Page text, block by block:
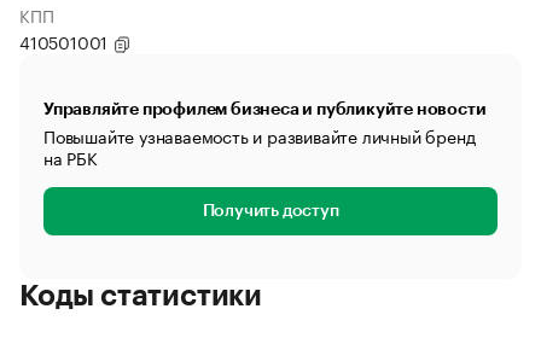
КПП
410501001
Управляйте профилем бизнеса и публикуйте новости
Повышайте узнаваемость и развивайте личный бренд
на РБК
Получить доступ
Коды статистики